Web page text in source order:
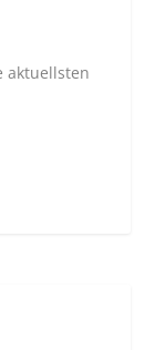
aktuellsten